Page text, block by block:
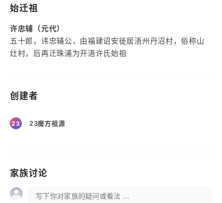
始迁祖
许忠辅（元代）
五十郎，讳忠辅公，由福建诏安徙居浯州丹沼村，俗称山
灶村，后再迁珠浦为开浯许氏始祖
创建者
23 23魔方祖源
家族讨论
写下你对家族的疑问或看法 ...